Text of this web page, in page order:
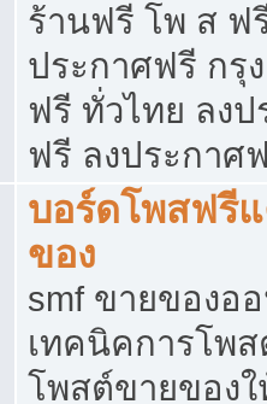
ร้านฟรี โพ ส ฟ
ประกาศฟรี กรุ
ฟรี ทั่วไทย ลง
ฟรี ลงประกาศ
บอร์ดโพสฟรี
ของ
smf ขายของอ
เทคนิคการโพ
โพสต์ขายของ